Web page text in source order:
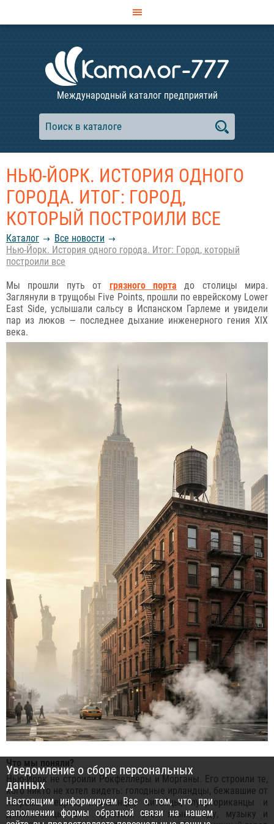
Международный каталог предприятий
НЬЮ-ЙОРК. ИСТОРИЯ ОДНОГО
ГОРОДА. ИТОГ: ГОРОД,
КОТОРЫЙ ПОСТРОИЛИ ВСЕ
Каталог
Все новости
Нью-Йорк. История одного города. Итог: Город, который
построили все
Мы прошли путь от грязного порта до столицы мира.
Заглянули в трущобы Five Points, прошли по еврейскому Lower
East Side, услышали сальсу в Испанском Гарлеме и увидели
пар из люков — последнее дыхание инженерного гения XIX
века.
Что мы поняли?
Нью-Йорк не строили Рокфеллеры и Морганы. Его строили те,
кого никто не хотел видеть: голодные ирландцы, бежавшие от
погромов евреи, итальянцы, китайцы, пуэрториканцы и
доминиканцы. Они принесли свои языки, еду, музыку и
Уведомление о сборе персональных
данных
Настоящим информируем Вас о том, что при
заполнении формы обратной связи на нашем